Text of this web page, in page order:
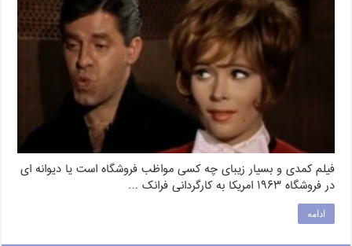
فیلم کمدی و بسیار زیبای چه کسی مواظب فروشگاه است یا دیوانه ای
در فروشگاه ۱۹۶۳ امریکا به کارگردانی فرانک …
ادامه